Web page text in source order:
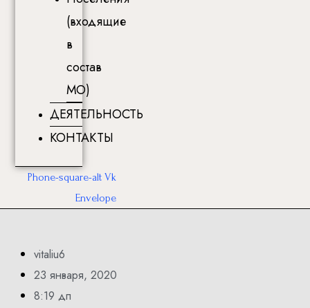
(входящие
в
состав
МО)
ДЕЯТЕЛЬНОСТЬ
КОНТАКТЫ
Phone-square-alt Vk
Envelope
vitaliu6
23 января, 2020
8:19 дп